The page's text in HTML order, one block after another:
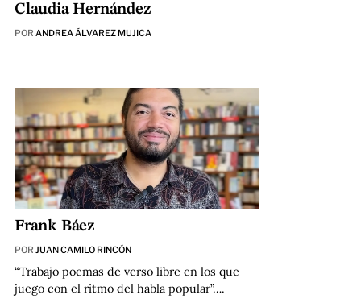
Claudia Hernández
POR ANDREA ÁLVAREZ MUJICA
Frank Báez
POR JUAN CAMILO RINCÓN
“Trabajo poemas de verso libre en los que
juego con el ritmo del habla popular”….